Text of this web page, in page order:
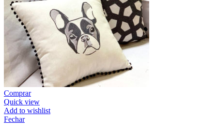
Comprar
Quick view
Add to wishlist
Fechar